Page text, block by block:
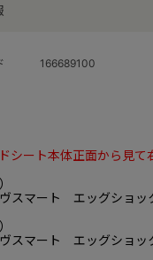
166689100
シート本体正面から見て
ヴスマート エッグショッ
ヴスマート エッグショ